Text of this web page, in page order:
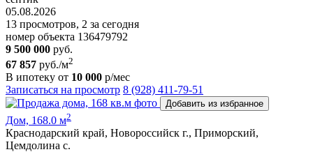
05.08.2026
13 просмотров, 2 за сегодня
номер объекта 136479792
9 500 000 руб.
67 857 руб./м2
В ипотеку от 10 000 р/мес
Записаться на просмотр 8 (928) 411-79-51
Добавить из избранное
Дом, 168.0 м2
Краснодарский край, Новороссийск г., Приморский,
Цемдолина с.